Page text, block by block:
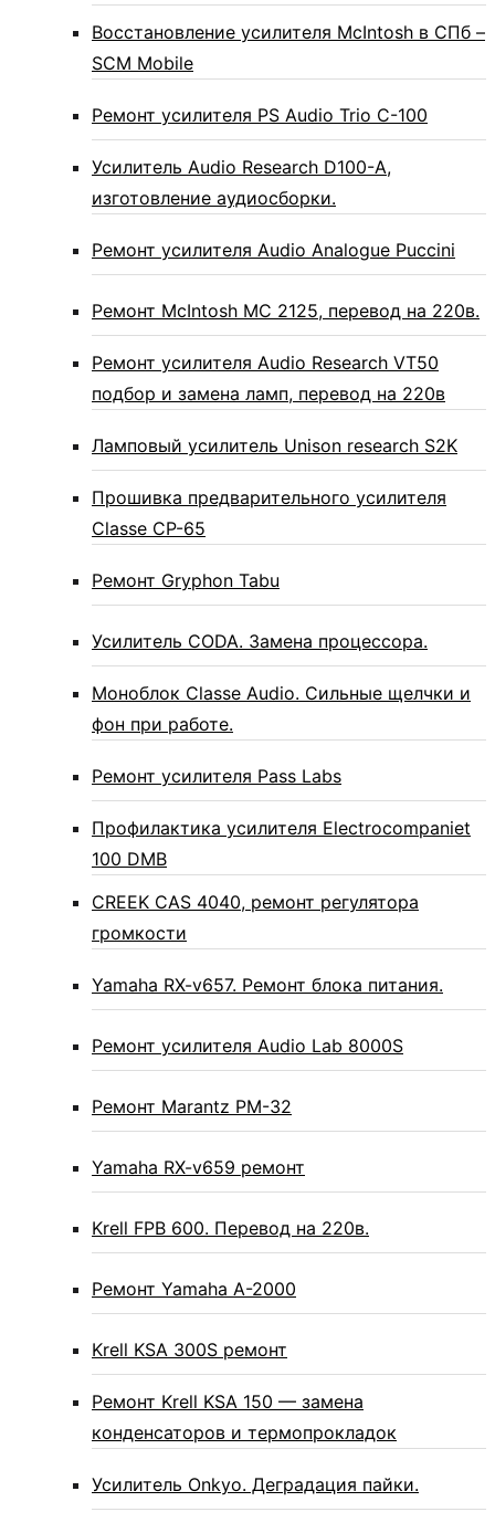
Восстановление усилителя McIntosh в СПб –
SCM Mobile
Ремонт усилителя PS Audio Trio C-100
Усилитель Audio Research D100-A,
изготовление аудиосборки.
Ремонт усилителя Audio Analogue Puccini
Ремонт McIntosh MC 2125, перевод на 220в.
Ремонт усилителя Audio Research VT50
подбор и замена ламп, перевод на 220в
Ламповый усилитель Unison research S2K
Прошивка предварительного усилителя
Classe CP-65
Ремонт Gryphon Tabu
Усилитель CODA. Замена процессора.
Моноблок Classe Audio. Сильные щелчки и
фон при работе.
Ремонт усилителя Pass Labs
Профилактика усилителя Electrocompaniet
100 DMB
CREEK CAS 4040, ремонт регулятора
громкости
Yamaha RX-v657. Ремонт блока питания.
Ремонт усилителя Audio Lab 8000S
Ремонт Marantz PM-32
Yamaha RX-v659 ремонт
Krell FPB 600. Перевод на 220в.
Ремонт Yamaha A-2000
Krell KSA 300S ремонт
Ремонт Krell KSA 150 — замена
конденсаторов и термопрокладок
Усилитель Onkyo. Деградация пайки.